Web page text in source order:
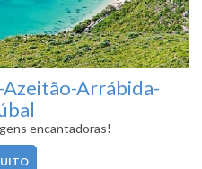
Arrábida-
encantadoras!